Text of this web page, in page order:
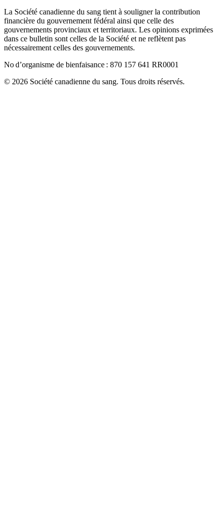
La Société canadienne du sang tient à souligner la contribution
financière du gouvernement fédéral ainsi que celle des
gouvernements provinciaux et territoriaux. Les opinions exprimées
dans ce bulletin sont celles de la Société et ne reflètent pas
nécessairement celles des gouvernements.
No d’organisme de bienfaisance : 870 157 641 RR0001
© 2026 Société canadienne du sang. Tous droits réservés.